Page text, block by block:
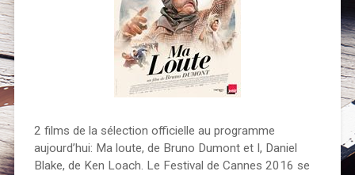
2 films de la sélection officielle au programme
aujourd’hui: Ma loute, de Bruno Dumont et I, Daniel
Blake, de Ken Loach. Le Festival de Cannes 2016 se